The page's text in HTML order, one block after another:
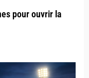
pour ouvrir la